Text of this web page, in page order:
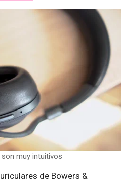
muy intuitivos
de Bowers &